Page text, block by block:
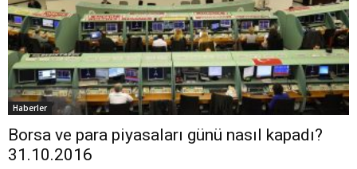
Haberler
Borsa ve para piyasaları günü nasıl kapadı?
31.10.2016